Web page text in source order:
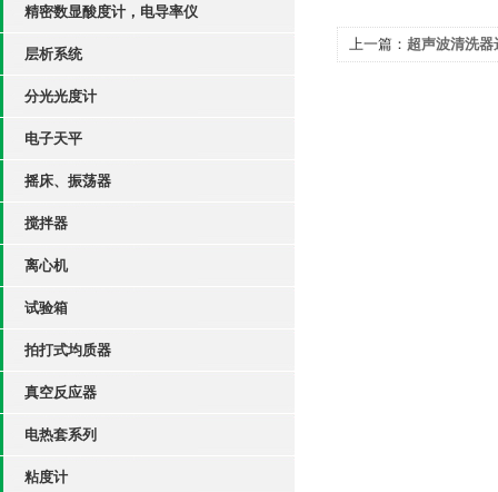
精密数显酸度计，电导率仪
层析系统
分光光度计
电子天平
摇床、振荡器
搅拌器
离心机
试验箱
拍打式均质器
真空反应器
电热套系列
粘度计
上一篇： 超声波清洗器